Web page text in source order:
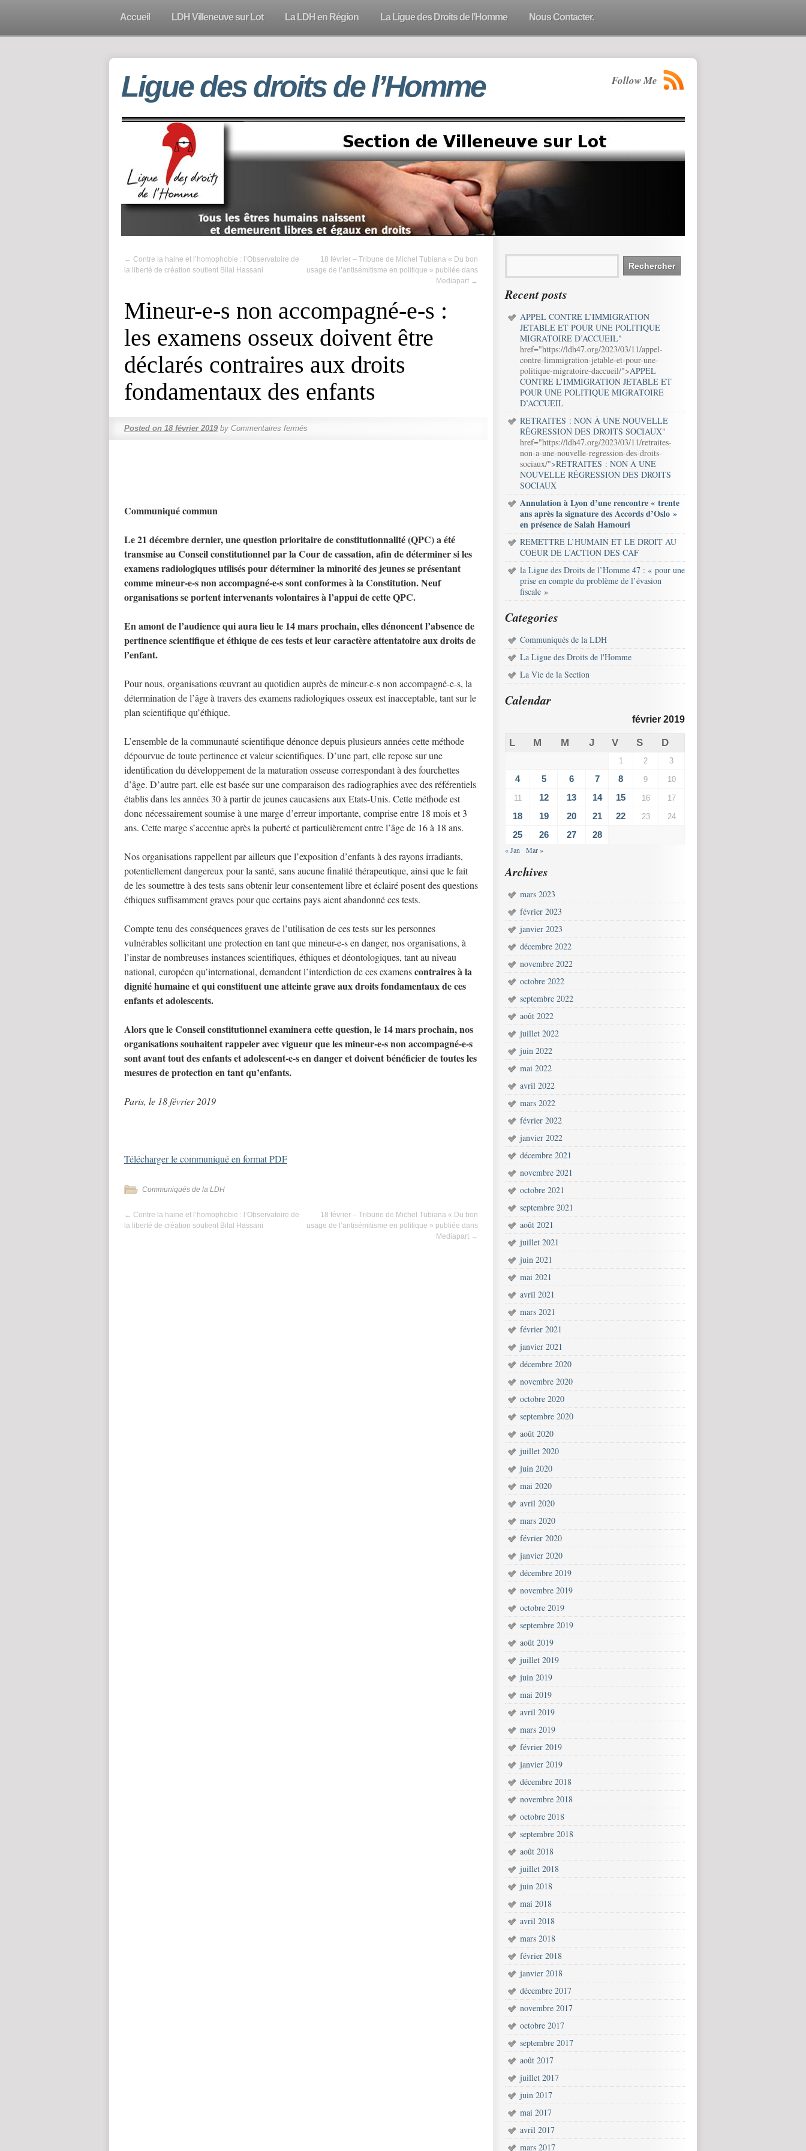
Accueil LDH Villeneuve sur Lot La LDH en Région La Ligue des Droits de l’Homme Nous Contacter.
Ligue des droits de l’Homme Follow Me
← Contre la haine et l’homophobie : l’Observatoire de
la liberté de création soutient Bilal Hassani
18 février – Tribune de Michel Tubiana « Du bon
usage de l’antisémitisme en politique » publiée dans
Mediapart →
Mineur-e-s non accompagné-e-s :
les examens osseux doivent être
déclarés contraires aux droits
fondamentaux des enfants
Posted on 18 février 2019 by Commentaires fermés
Communiqué commun
Le 21 décembre dernier, une question prioritaire de constitutionnalité (QPC) a été
transmise au Conseil constitutionnel par la Cour de cassation, afin de déterminer si les
examens radiologiques utilisés pour déterminer la minorité des jeunes se présentant
comme mineur-e-s non accompagné-e-s sont conformes à la Constitution. Neuf
organisations se portent intervenants volontaires à l’appui de cette QPC.
En amont de l’audience qui aura lieu le 14 mars prochain, elles dénoncent l’absence de
pertinence scientifique et éthique de ces tests et leur caractère attentatoire aux droits de
l’enfant.
Pour nous, organisations œuvrant au quotidien auprès de mineur-e-s non accompagné-e-s, la
détermination de l’âge à travers des examens radiologiques osseux est inacceptable, tant sur le
plan scientifique qu’éthique.
L’ensemble de la communauté scientifique dénonce depuis plusieurs années cette méthode
dépourvue de toute pertinence et valeur scientifiques. D’une part, elle repose sur une
identification du développement de la maturation osseuse correspondant à des fourchettes
d’âge. D’autre part, elle est basée sur une comparaison des radiographies avec des référentiels
établis dans les années 30 à partir de jeunes caucasiens aux Etats-Unis. Cette méthode est
donc nécessairement soumise à une marge d’erreur importante, comprise entre 18 mois et 3
ans. Cette marge s’accentue après la puberté et particulièrement entre l’âge de 16 à 18 ans.
Nos organisations rappellent par ailleurs que l’exposition d’enfants à des rayons irradiants,
potentiellement dangereux pour la santé, sans aucune finalité thérapeutique, ainsi que le fait
de les soumettre à des tests sans obtenir leur consentement libre et éclairé posent des questions
éthiques suffisamment graves pour que certains pays aient abandonné ces tests.
Compte tenu des conséquences graves de l’utilisation de ces tests sur les personnes
vulnérables sollicitant une protection en tant que mineur-e-s en danger, nos organisations, à
l’instar de nombreuses instances scientifiques, éthiques et déontologiques, tant au niveau
national, européen qu’international, demandent l’interdiction de ces examenscontraires à la
dignité humaine et qui constituent une atteinte grave aux droits fondamentaux de ces
enfants et adolescents.
Alors que le Conseil constitutionnel examinera cette question, le 14 mars prochain, nos
organisations souhaitent rappeler avec vigueur que les mineur-e-s non accompagné-e-s
sont avant tout des enfants et adolescent-e-s en danger et doivent bénéficier de toutes les
mesures de protection en tant qu’enfants.
Paris, le 18 février 2019
Télécharger le communiqué en format PDF
Communiqués de la LDH
← Contre la haine et l’homophobie : l’Observatoire de
la liberté de création soutient Bilal Hassani
18 février – Tribune de Michel Tubiana « Du bon
usage de l’antisémitisme en politique » publiée dans
Mediapart →
Recent posts
APPEL CONTRE L’IMMIGRATION
JETABLE ET POUR UNE POLITIQUE
MIGRATOIRE D’ACCUEIL"
href="https://ldh47.org/2023/03/11/appel-
contre-limmigration-jetable-et-pour-une-
politique-migratoire-daccueil/">APPEL
CONTRE L’IMMIGRATION JETABLE ET
POUR UNE POLITIQUE MIGRATOIRE
D’ACCUEIL
RETRAITES : NON À UNE NOUVELLE
RÉGRESSION DES DROITS SOCIAUX"
href="https://ldh47.org/2023/03/11/retraites-
non-a-une-nouvelle-regression-des-droits-
sociaux/">RETRAITES : NON À UNE
NOUVELLE RÉGRESSION DES DROITS
SOCIAUX
Annulation à Lyon d’une rencontre « trente
ans après la signature des Accords d’Oslo »
en présence de Salah Hamouri
REMETTRE L’HUMAIN ET LE DROIT AU
COEUR DE L’ACTION DES CAF
la Ligue des Droits de l’Homme 47 : « pour une
prise en compte du problème de l’évasion
fiscale »
Categories
Communiqués de la LDH
La Ligue des Droits de l'Homme
La Vie de la Section
Calendar
février 2019
L M M J V S D
1 2 3
4 5 6 7 8 9 10
11 12 13 14 15 16 17
18 19 20 21 22 23 24
25 26 27 28
« Jan Mar »
Archives
mars 2023
février 2023
janvier 2023
décembre 2022
novembre 2022
octobre 2022
septembre 2022
août 2022
juillet 2022
juin 2022
mai 2022
avril 2022
mars 2022
février 2022
janvier 2022
décembre 2021
novembre 2021
octobre 2021
septembre 2021
août 2021
juillet 2021
juin 2021
mai 2021
avril 2021
mars 2021
février 2021
janvier 2021
décembre 2020
novembre 2020
octobre 2020
septembre 2020
août 2020
juillet 2020
juin 2020
mai 2020
avril 2020
mars 2020
février 2020
janvier 2020
décembre 2019
novembre 2019
octobre 2019
septembre 2019
août 2019
juillet 2019
juin 2019
mai 2019
avril 2019
mars 2019
février 2019
janvier 2019
décembre 2018
novembre 2018
octobre 2018
septembre 2018
août 2018
juillet 2018
juin 2018
mai 2018
avril 2018
mars 2018
février 2018
janvier 2018
décembre 2017
novembre 2017
octobre 2017
septembre 2017
août 2017
juillet 2017
juin 2017
mai 2017
avril 2017
mars 2017